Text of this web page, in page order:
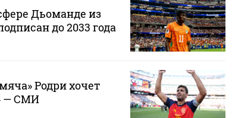
Дьоманде из
до 2033 года
Родри хочет
— СМИ